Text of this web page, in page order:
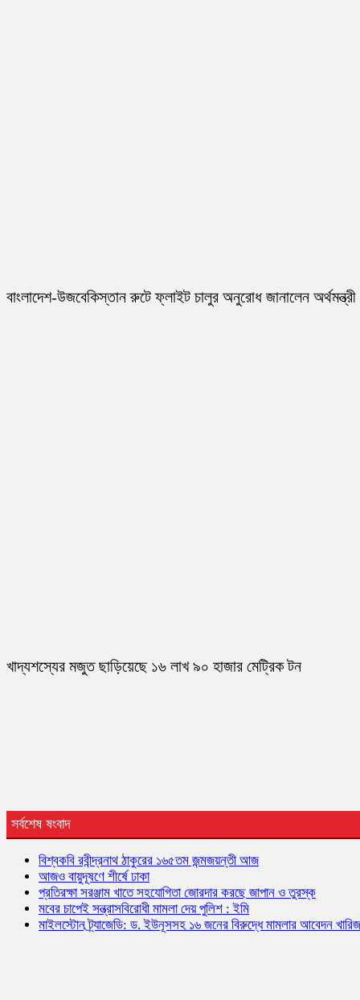
বাংলাদেশ-উজবেকিস্তান রুটে ফ্লাইট চালুর অনুরোধ জানালেন অর্থমন্ত্রী
খাদ্যশস্যের মজুত ছাড়িয়েছে ১৬ লাখ ৯০ হাজার মেট্রিক টন
সর্বশেষ ষংবাদ
বিশ্বকবি রবীন্দ্রনাথ ঠাকুরের ১৬৫তম জন্মজয়ন্তী আজ
আজও বায়ুদূষণে শীর্ষে ঢাকা
প্রতিরক্ষা সরঞ্জাম খাতে সহযোগিতা জোরদার করছে জাপান ও তুরস্ক
মবের চাপেই সন্ত্রাসবিরোধী মামলা দেয় পুলিশ : ইমি
মাইলস্টোন ট্র্যাজেডি: ড. ইউনূসসহ ১৬ জনের বিরুদ্ধে মামলার আবেদন খারিজ